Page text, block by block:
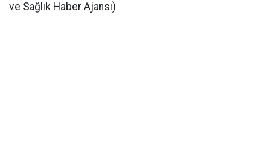
ve Sağlık Haber Ajansı)